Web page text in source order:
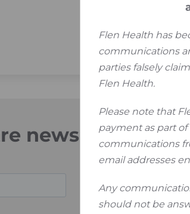
newsletter
Flen Health has
communications
parties falsely
Flen Health.
Please note that
payment as part
communications
email addresses
Any
should not be